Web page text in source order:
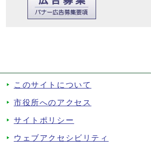
このサイトについて
市役所へのアクセス
サイトポリシー
ウェブアクセシビリティ